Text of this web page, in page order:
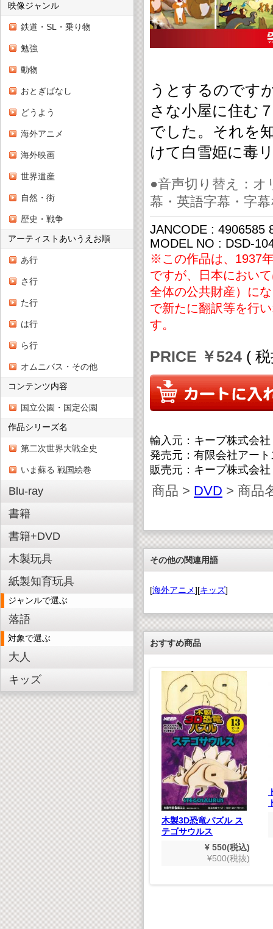
映像ジャンル
鉄道・SL・乗り物
勉強
動物
おとぎばなし
どうよう
海外アニメ
海外映画
世界遺産
自然・街
歴史・戦争
アーティストあいうえお順
あ行
さ行
た行
は行
ら行
オムニバス・その他
コンテンツ内容
国立公園・国定公園
作品シリーズ名
第二次世界大戦全史
いま蘇る 戦国絵巻
Blu-ray
書籍
書籍+DVD
木製玩具
紙製知育玩具
ジャンルで選ぶ
落語
対象で選ぶ
大人
キッズ
うとするのです
さな小屋に住む
でした。それを
けて白雪姫に毒
●音声切り替え：オ
幕・英語字幕・字
JANCODE : 4906585
MODEL NO : DSD-
※この作品は、1937
ですが、日本におい
全体の公共財産）に
で新たに翻訳等を行
す。
PRICE ￥524 (
輸入元：キープ株式会社
発売元：有限会社アー
販売元：キープ株式会社
商品 > DVD > 商品
その他の関連用語
[海外アニメ][キッズ]
おすすめ商品
の唄
税込)
税抜)
のりものだいすき
¥ 1,980(税込)
¥1,800(税抜)
木製3D恐竜パズル ス
テゴサウルス
¥ 550(税込)
¥500(税抜)